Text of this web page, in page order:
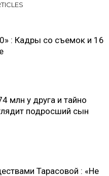
: Кадры со съемок и 16
млн у друга и тайно
подросший сын
Тарасовой : «Не